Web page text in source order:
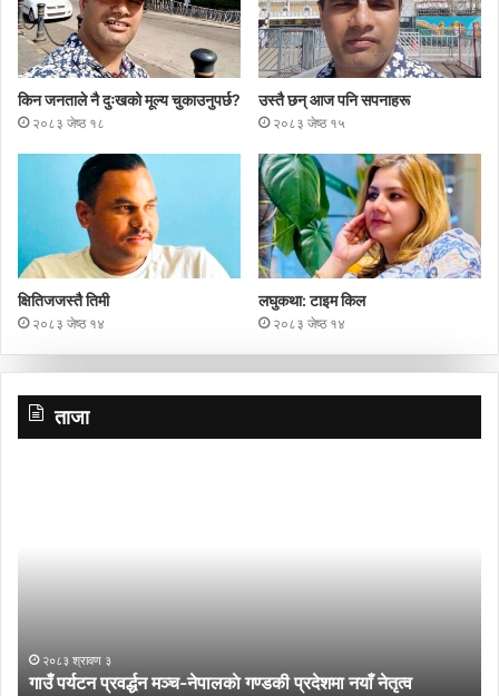
किन जनताले नै दुःखको मूल्य चुकाउनुपर्छ?
२०८३ जेष्ठ १८
उस्तै छन् आज पनि सपनाहरू
२०८३ जेष्ठ १५
क्षितिजजस्तै तिमी
२०८३ जेष्ठ १४
लघुकथा: टाइम किल
२०८३ जेष्ठ १४
ताजा
नेतृत्व२०८३ श्रावण ३
गाउँ पर्यटन प्रवर्द्धन मञ्च-नेपालकाे गण्डकी प्रदेशमा नयाँ नेतृत्व